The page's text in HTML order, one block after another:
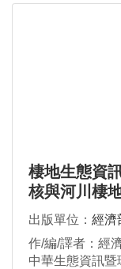
棲地生態資
核與河川棲
出版單位： 經濟
作/編/譯者：經
中華生態資訊暨